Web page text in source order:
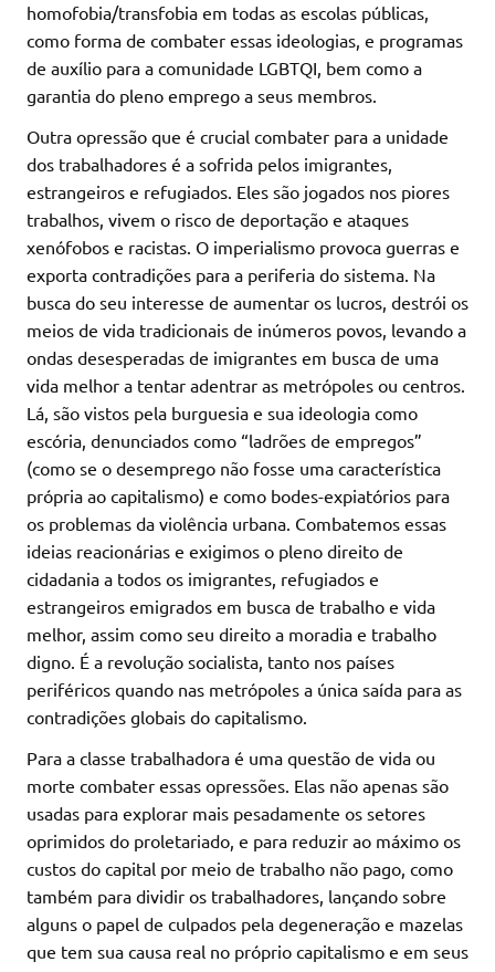
homofobia/transfobia em todas as escolas públicas,
como forma de combater essas ideologias, e programas
de auxílio para a comunidade LGBTQI, bem como a
garantia do pleno emprego a seus membros.
Outra opressão que é crucial combater para a unidade
dos trabalhadores é a sofrida pelos imigrantes,
estrangeiros e refugiados. Eles são jogados nos piores
trabalhos, vivem o risco de deportação e ataques
xenófobos e racistas. O imperialismo provoca guerras e
exporta contradições para a periferia do sistema. Na
busca do seu interesse de aumentar os lucros, destrói os
meios de vida tradicionais de inúmeros povos, levando a
ondas desesperadas de imigrantes em busca de uma
vida melhor a tentar adentrar as metrópoles ou centros.
Lá, são vistos pela burguesia e sua ideologia como
escória, denunciados como “ladrões de empregos”
(como se o desemprego não fosse uma característica
própria ao capitalismo) e como bodes-expiatórios para
os problemas da violência urbana. Combatemos essas
ideias reacionárias e exigimos o pleno direito de
cidadania a todos os imigrantes, refugiados e
estrangeiros emigrados em busca de trabalho e vida
melhor, assim como seu direito a moradia e trabalho
digno. É a revolução socialista, tanto nos países
periféricos quando nas metrópoles a única saída para as
contradições globais do capitalismo.
Para a classe trabalhadora é uma questão de vida ou
morte combater essas opressões. Elas não apenas são
usadas para explorar mais pesadamente os setores
oprimidos do proletariado, e para reduzir ao máximo os
custos do capital por meio de trabalho não pago, como
também para dividir os trabalhadores, lançando sobre
alguns o papel de culpados pela degeneração e mazelas
que tem sua causa real no próprio capitalismo e em seus